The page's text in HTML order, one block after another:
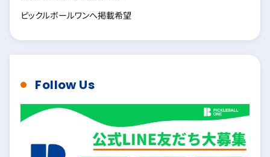
ピックルボールワンへ掲載希望
Follow Us